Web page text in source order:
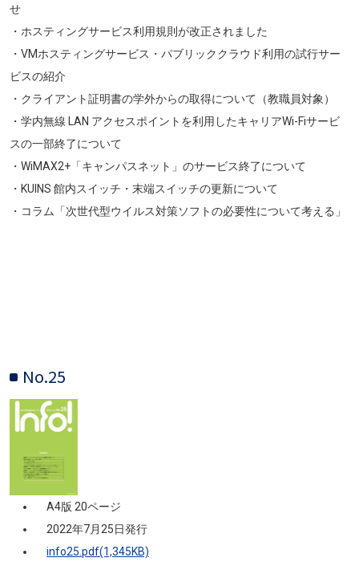
せ
・ホスティングサービス利用規則が改正されました
・VMホスティングサービス・パブリッククラウド利用の試行サー
ビスの紹介
・クライアント証明書の学外からの取得について（教職員対象）
・学内無線 LAN アクセスポイントを利用したキャリアWi-Fiサービ
スの一部終了について
・WiMAX2+「キャンパスネット」のサービス終了について
・KUINS 館内スイッチ・末端スイッチの更新について
・コラム「次世代型ウイルス対策ソフトの必要性について考える」
No.25
画像
A4版 20ページ
2022年7月25日発行
info25.pdf(1,345KB)